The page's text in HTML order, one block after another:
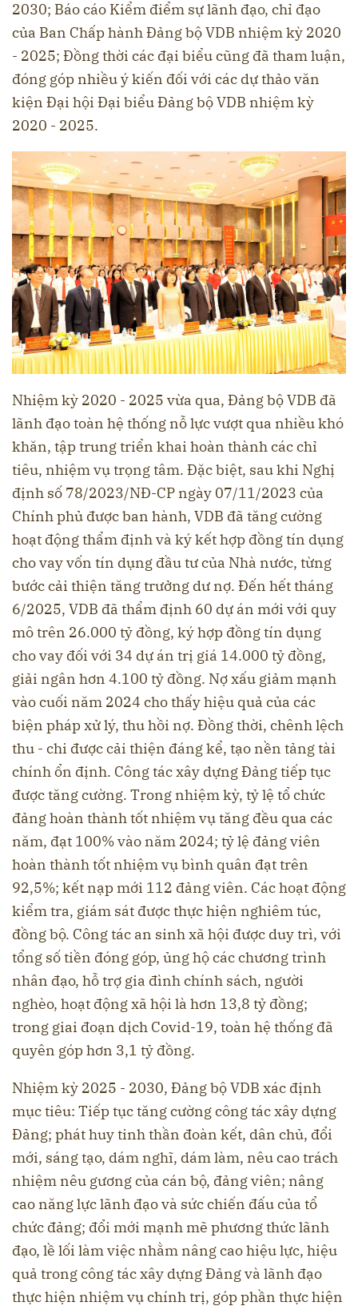
2030; Báo cáo Kiểm điểm sự lãnh đạo, chỉ đạo
của Ban Chấp hành Đảng bộ VDB nhiệm kỳ 2020
- 2025; Đồng thời các đại biểu cũng đã tham luận,
đóng góp nhiều ý kiến đối với các dự thảo văn
kiện Đại hội Đại biểu Đảng bộ VDB nhiệm kỳ
2020 - 2025.
Nhiệm kỳ 2020 - 2025 vừa qua, Đảng bộ VDB đã
lãnh đạo toàn hệ thống nỗ lực vượt qua nhiều khó
khăn, tập trung triển khai hoàn thành các chỉ
tiêu, nhiệm vụ trọng tâm. Đặc biệt, sau khi Nghị
định số 78/2023/NĐ-CP ngày 07/11/2023 của
Chính phủ được ban hành, VDB đã tăng cường
hoạt động thẩm định và ký kết hợp đồng tín dụng
cho vay vốn tín dụng đầu tư của Nhà nước, từng
bước cải thiện tăng trưởng dư nợ. Đến hết tháng
6/2025, VDB đã thẩm định 60 dự án mới với quy
mô trên 26.000 tỷ đồng, ký hợp đồng tín dụng
cho vay đối với 34 dự án trị giá 14.000 tỷ đồng,
giải ngân hơn 4.100 tỷ đồng. Nợ xấu giảm mạnh
vào cuối năm 2024 cho thấy hiệu quả của các
biện pháp xử lý, thu hồi nợ. Đồng thời, chênh lệch
thu - chi được cải thiện đáng kể, tạo nền tảng tài
chính ổn định. Công tác xây dựng Đảng tiếp tục
được tăng cường. Trong nhiệm kỳ, tỷ lệ tổ chức
đảng hoàn thành tốt nhiệm vụ tăng đều qua các
năm, đạt 100% vào năm 2024; tỷ lệ đảng viên
hoàn thành tốt nhiệm vụ bình quân đạt trên
92,5%; kết nạp mới 112 đảng viên. Các hoạt động
kiểm tra, giám sát được thực hiện nghiêm túc,
đồng bộ. Công tác an sinh xã hội được duy trì, với
tổng số tiền đóng góp, ủng hộ các chương trình
nhân đạo, hỗ trợ gia đình chính sách, người
nghèo, hoạt động xã hội là hơn 13,8 tỷ đồng;
trong giai đoạn dịch Covid-19, toàn hệ thống đã
quyên góp hơn 3,1 tỷ đồng.
Nhiệm kỳ 2025 - 2030, Đảng bộ VDB xác định
mục tiêu: Tiếp tục tăng cường công tác xây dựng
Đảng; phát huy tinh thần đoàn kết, dân chủ, đổi
mới, sáng tạo, dám nghĩ, dám làm, nêu cao trách
nhiệm nêu gương của cán bộ, đảng viên; nâng
cao năng lực lãnh đạo và sức chiến đấu của tổ
chức đảng; đổi mới mạnh mẽ phương thức lãnh
đạo, lề lối làm việc nhằm nâng cao hiệu lực, hiệu
quả trong công tác xây dựng Đảng và lãnh đạo
thực hiện nhiệm vụ chính trị, góp phần thực hiện